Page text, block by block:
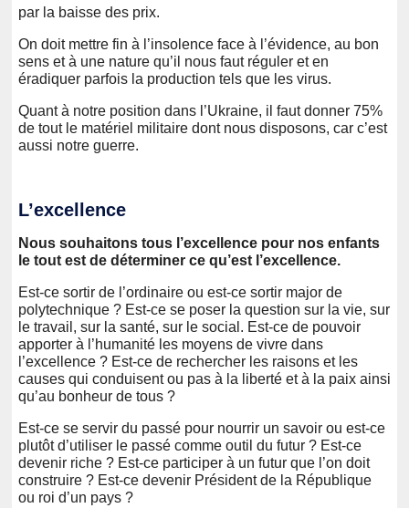
par la baisse des prix.
On doit mettre fin à l’insolence face à l’évidence, au bon
sens et à une nature qu’il nous faut réguler et en
éradiquer parfois la production tels que les virus.
Quant à notre position dans l’Ukraine, il faut donner 75%
de tout le matériel militaire dont nous disposons, car c’est
aussi notre guerre.
L’excellence
Nous souhaitons tous l’excellence pour nos enfants
le tout est de déterminer ce qu’est l’excellence.
Est-ce sortir de l’ordinaire ou est-ce sortir major de
polytechnique ? Est-ce se poser la question sur la vie, sur
le travail, sur la santé, sur le social. Est-ce de pouvoir
apporter à l’humanité les moyens de vivre dans
l’excellence ? Est-ce de rechercher les raisons et les
causes qui conduisent ou pas à la liberté et à la paix ainsi
qu’au bonheur de tous ?
Est-ce se servir du passé pour nourrir un savoir ou est-ce
plutôt d’utiliser le passé comme outil du futur ? Est-ce
devenir riche ? Est-ce participer à un futur que l’on doit
construire ? Est-ce devenir Président de la République
ou roi d’un pays ?